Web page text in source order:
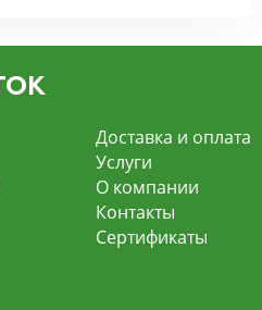
Доставка и оплата
Услуги
О компании
Контакты
Сертификаты